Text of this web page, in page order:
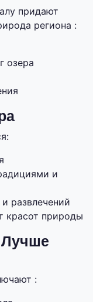
придают
региона :
озера
и
развлечений
красот природы
Лучше
: